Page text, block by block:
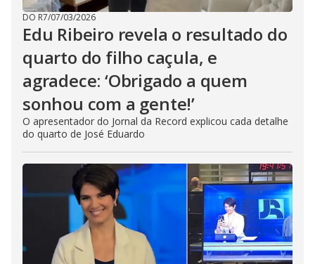
DO R7/07/03/2026
Edu Ribeiro revela o resultado do
quarto do filho caçula, e
agradece: ‘Obrigado a quem
sonhou com a gente!’
O apresentador do Jornal da Record explicou cada detalhe
do quarto de José Eduardo